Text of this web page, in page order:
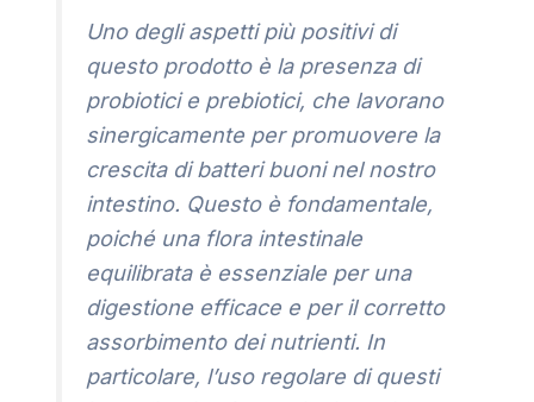
Uno degli aspetti più positivi di
questo prodotto è la presenza di
probiotici e prebiotici, che lavorano
sinergicamente per promuovere la
crescita di batteri buoni nel nostro
intestino. Questo è fondamentale,
poiché una flora intestinale
equilibrata è essenziale per una
digestione efficace e per il corretto
assorbimento dei nutrienti. In
particolare, l’uso regolare di questi